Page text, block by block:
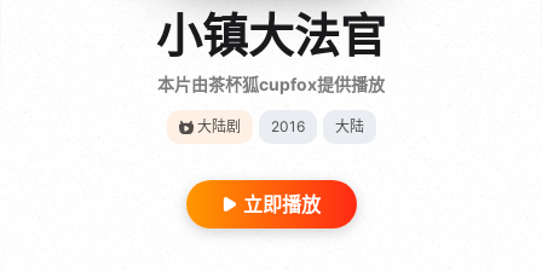
小镇大法官
本片由茶杯狐cupfox提供播放
大陆剧 2016 大陆
立即播放